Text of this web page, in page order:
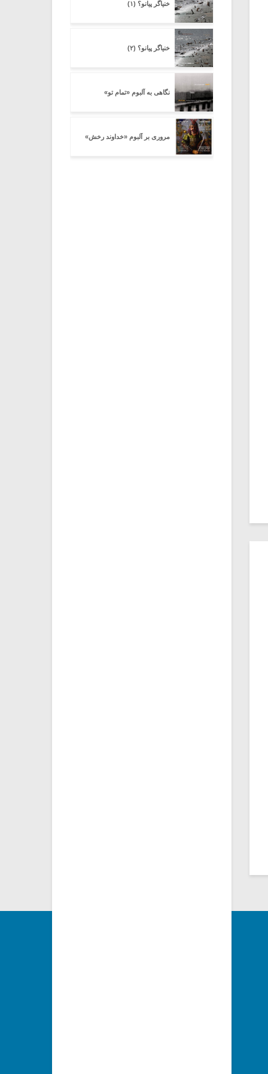
خنیاگر پیانو؟ (۱)
خنیاگر پیانو؟ (۲)
نگاهی به آلبوم «تمام تو»
مروری بر آلبوم «خداوند رخش»